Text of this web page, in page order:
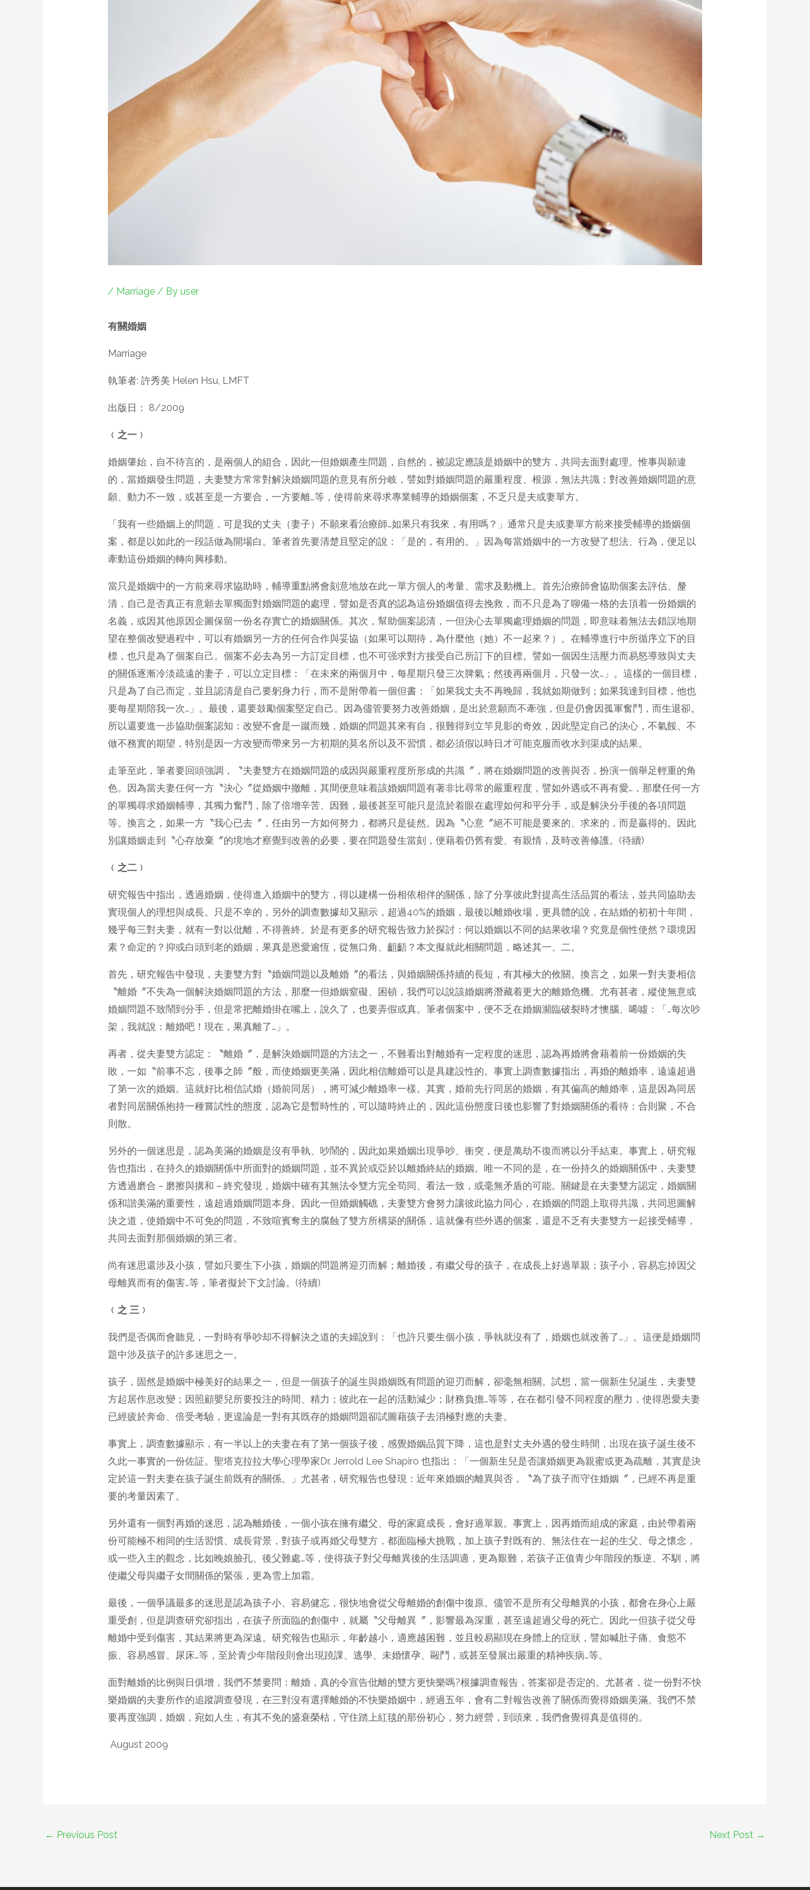
/ Marriage/ By user
有關婚姻
Marriage
執筆者: 許秀美 Helen Hsu, LMFT
出版日： 8/2009
﹙之一﹚
婚姻肇始，自不待言的，是兩個人的組合，因此一但婚姻產生問題，自然的，被認定應該是婚姻中的雙方，共同去面對處理。惟事與願違
的，當婚姻發生問題，夫妻雙方常常對解決婚姻問題的意見有所分岐，譬如對婚姻問題的嚴重程度、根源，無法共識；對改善婚姻問題的意
願、動力不一致，或甚至是一方要合，一方要離…等，使得前來尋求專業輔導的婚姻個案，不乏只是夫或妻單方。
「我有一些婚姻上的問題，可是我的丈夫（妻子）不願來看治療師…如果只有我來，有用嗎？」通常只是夫或妻單方前來接受輔導的婚姻個
案，都是以如此的一段話做為開場白。筆者首先要清楚且堅定的說：「是的，有用的。」因為每當婚姻中的一方改變了想法、行為，便足以
牽動這份婚姻的轉向興移動。
當只是婚姻中的一方前來尋求協助時，輔導重點將會刻意地放在此一單方個人的考量、需求及動機上。首先治療師會協助個案去評估、釐
清，自己是否真正有意願去單獨面對婚姻問題的處理，譬如是否真的認為這份婚姻值得去挽救，而不只是為了聊備一格的去頂着一份婚姻的
名義，或因其他原因企圖保留一份名存實亡的婚姻關係。其次，幫助個案認清，一但決心去單獨處理婚姻的問題，即意味着無法去錯誤地期
望在整個改變過程中，可以有婚姻另一方的任何合作與妥協（如果可以期待，為什麼他（她）不一起來？）。在輔導進行中所循序立下的目
標，也只是為了個案自己。個案不必去為另一方訂定目標，也不可强求對方接受自己所訂下的目標。譬如一個因生活壓力而易怒導致與丈夫
的關係逐漸冷淡疏遠的妻子，可以立定目標：「在未來的兩個月中，每星期只發三次脾氣；然後再兩個月，只發一次…」。這樣的一個目標，
只是為了自己而定，並且認清是自己要躬身力行，而不是附帶着一個但書：「如果我丈夫不再晚歸，我就如期做到；如果我達到目標，他也
要每星期陪我一次…」。最後，還要鼓勵個案堅定自己。因為儘管要努力改善婚姻，是出於意願而不牽強，但是仍會因孤軍奮鬥，而生退卻。
所以還要進一步協助個案認知：改變不會是一蹴而幾，婚姻的問題其來有自，很難得到立竿見影的奇效，因此堅定自己的決心，不氣餒、不
做不務實的期望，特別是因一方改變而帶來另一方初期的莫名所以及不習慣，都必須假以時日才可能克服而收水到渠成的結果。
走筆至此，筆者要回頭強調，〝夫妻雙方在婚姻問題的成因與嚴重程度所形成的共識〞，將在婚姻問題的改善與否，扮演一個舉足輕重的角
色。因為當夫妻任何一方〝決心〞從婚姻中撤離，其間便意味着該婚姻問題有著非比尋常的嚴重程度，譬如外遇或不再有愛…，那麼任何一方
的單獨尋求婚姻輔導，其獨力奮鬥，除了倍增辛苦、因難，最後甚至可能只是流於着眼在處理如何和平分手，或是解決分手後的各項問題
等。換言之，如果一方〝我心已去〞，任由另一方如何努力，都將只是徒然。因為〝心意〞絕不可能是要來的、求來的，而是贏得的。因此
別讓婚姻走到〝心存放棄〞的境地才察覺到改善的必要，要在問題發生當刻，便藉着仍舊有愛、有親情，及時改善修護。(待續)
﹙之二﹚
研究報告中指出，透過婚姻，使得進入婚姻中的雙方，得以建構一份相依相伴的關係，除了分享彼此對提高生活品質的看法，並共同協助去
實現個人的理想與成長。只是不幸的，另外的調查數據却又顯示，超過40%的婚姻，最後以離婚收場，更具體的說，在結婚的初初十年間，
幾乎每三對夫妻，就有一對以仳離，不得善終。於是有更多的研究報告致力於探討：何以婚姻以不同的結果收場？究竟是個性使然？環境因
素？命定的？抑或白頭到老的婚姻，果真是恩愛逾恆，從無口角、齟齬？本文擬就此相關問題，略述其一、二。
首先，研究報告中發現，夫妻雙方對〝婚姻問題以及離婚〞的看法，與婚姻關係持續的長短，有其極大的攸關。換言之，如果一對夫妻相信
〝離婚〞不失為一個解決婚姻問題的方法，那麼一但婚姻窒礙、困頓，我們可以說該婚姻將潛藏着更大的離婚危機。尤有甚者，縱使無意或
婚姻問題不致鬧到分手，但是常把離婚掛在嘴上，說久了，也要弄假或真。筆者個案中，便不乏在婚姻瀕臨破裂時才懊腦、唏噓：「…每次吵
架，我就說：離婚吧！現在，果真離了…」。
再者，從夫妻雙方認定：〝離婚〞，是解決婚姻問題的方法之一，不難看出對離婚有一定程度的迷思，認為再婚將會藉着前一份婚姻的失
敗，一如〝前事不忘，後事之師〞般，而使婚姻更美滿，因此相信離婚可以是具建設性的。事實上調查數據指出，再婚的離婚率，遠遠超過
了第一次的婚姻。這就好比相信試婚（婚前同居），將可減少離婚率一樣。其實，婚前先行同居的婚姻，有其偏高的離婚率，這是因為同居
者對同居關係抱持一種嘗試性的態度，認為它是暫時性的，可以隨時終止的，因此這份態度日後也影響了對婚姻關係的看待：合則聚，不合
則散。
另外的一個迷思是，認為美滿的婚姻是沒有爭執、吵鬧的，因此如果婚姻出現爭吵、衝突，便是萬劫不復而將以分手結束。事實上，研究報
告也指出，在持久的婚姻關係中所面對的婚姻問題，並不異於或亞於以離婚終結的婚姻。唯一不同的是，在一份持久的婚姻關係中，夫妻雙
方透過磨合－磨擦與搆和－終究發現，婚姻中確有其無法令雙方完全苟同、看法一致，或毫無矛盾的可能。關鍵是在夫妻雙方認定，婚姻關
係和諧美滿的重要性，遠超過婚姻問題本身。因此一但婚姻觸礁，夫妻雙方會努力讓彼此協力同心，在婚姻的問題上取得共識，共同思圖解
決之道，使婚姻中不可免的問題，不致喧賓奪主的腐蝕了雙方所構築的關係，這就像有些外遇的個案，還是不乏有夫妻雙方一起接受輔導，
共同去面對那個婚姻的第三者。
尚有迷思還涉及小孩，譬如只要生下小孩，婚姻的問題將迎刃而解；離婚後，有繼父母的孩子，在成長上好過單親；孩子小，容易忘掉因父
母離異而有的傷害…等，筆者擬於下文討論。(待續)
﹙之 三﹚
我們是否偶而會聽見，一對時有爭吵却不得解決之道的夫婦說到：「也許只要生個小孩，爭執就沒有了，婚姻也就改善了…」。這便是婚姻問
題中涉及孩子的許多迷思之一。
孩子，固然是婚姻中極美好的結果之一，但是一個孩子的誕生與婚姻既有問題的迎刃而解，卻毫無相關。試想，當一個新生兒誕生，夫妻雙
方起居作息改變；因照顧嬰兒所要投注的時間、精力；彼此在一起的活動減少；財務負擔…等等，在在都引發不同程度的壓力，使得恩愛夫妻
已經疲於奔命、倍受考驗，更遑論是一對有其既存的婚姻問題卻試圖藉孩子去消極對應的夫妻。
事實上，調查數據顯示，有一半以上的夫妻在有了第一個孩子後，感覺婚姻品質下降，這也是對丈夫外遇的發生時間，出現在孩子誕生後不
久此一事實的一份佐証。聖塔克拉拉大學心理學家Dr. Jerrold Lee Shapiro 也指出：「一個新生兒是否讓婚姻更為親蜜或更為疏離，其實是決
定於這一對夫妻在孩子誕生前既有的關係。」尤甚者，研究報告也發現：近年來婚姻的離異與否，〝為了孩子而守住婚姻〞，已經不再是重
要的考量因素了。
另外還有一個對再婚的迷思，認為離婚後，一個小孩在擁有繼父、母的家庭成長，會好過單親。事實上，因再婚而組成的家庭，由於帶着兩
份可能極不相同的生活習慣、成長背景，對孩子或再婚父母雙方，都面臨極大挑戰，加上孩子對既有的、無法住在一起的生父、母之懷念，
或一些入主的觀念，比如晚娘臉孔、後父難處…等，使得孩子對父母離異後的生活調適，更為艱難，若孩子正值青少年階段的叛逆、不馴，將
使繼父母與繼子女間關係的緊張，更為雪上加霜。
最後，一個爭議最多的迷思是認為孩子小、容易健忘，很快地會從父母離婚的創傷中復原。儘管不是所有父母離異的小孩，都會在身心上嚴
重受創，但是調查研究卻指出，在孩子所面臨的創傷中，就屬〝父母離異〞，影響最為深重，甚至遠超過父母的死亡。因此一但孩子從父母
離婚中受到傷害，其結果將更為深遠。研究報告也顯示，年齡越小，適應越困難，並且較易顯現在身體上的症狀，譬如喊肚子痛、食慾不
振、容易感冒、尿床…等，至於青少年階段則會出現蹺課、逃學、未婚懷孕、毆鬥，或甚至發展出嚴重的精神疾病…等。
面對離婚的比例與日俱增，我們不禁要問：離婚，真的令宣告仳離的雙方更快樂嗎?根據調查報告，答案卻是否定的。尤甚者，從一份對不快
樂婚姻的夫妻所作的追蹤調查發現，在三對沒有選擇離婚的不快樂婚姻中，經過五年，會有二對報告改善了關係而覺得婚姻美滿。我們不禁
要再度強調，婚姻，宛如人生，有其不免的盛衰榮枯，守住踏上紅毯的那份初心，努力經營，到頭來，我們會覺得真是值得的。
August 2009
← Previous Post Next Post →